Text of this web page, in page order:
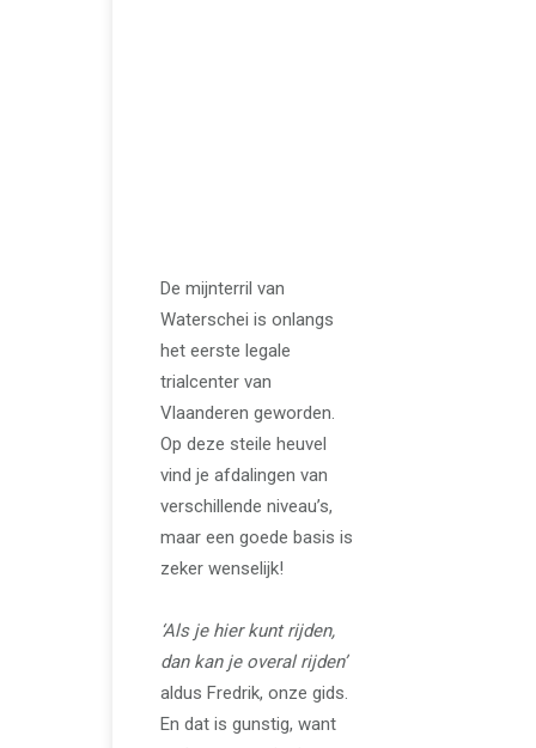
De mijnterril van
Waterschei is onlangs
het eerste legale
trialcenter van
Vlaanderen geworden.
Op deze steile heuvel
vind je afdalingen van
verschillende niveau’s,
maar een goede basis is
zeker wenselijk!
‘Als je hier kunt rijden,
dan kan je overal rijden’
aldus Fredrik, onze gids.
En dat is gunstig, want